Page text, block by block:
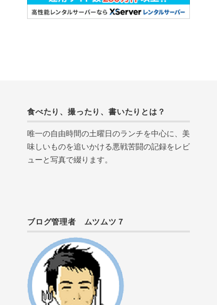
食べたり、撮ったり、書いたりとは？
唯一の自由時間の土曜日のランチを中心に、美
味しいものを追いかける悪戦苦闘の記録をレビ
ューと写真で綴ります。
ブログ管理者 ムツムツ７